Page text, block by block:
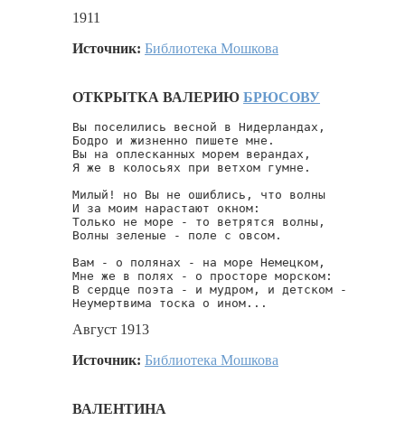
1911
Источник: Библиотека Мошкова
ОТКРЫТКА ВАЛЕРИЮ БРЮСОВУ
Вы поселились весной в Нидерландах,
Бодро и жизненно пишете мне.
Вы на оплесканных морем верандах,
Я же в колосьях при ветхом гумне.
Милый! но Вы не ошиблись, что волны
И за моим нарастают окном:
Только не море - то ветрятся волны,
Волны зеленые - поле с овсом.
Вам - о полянах - на море Немецком,
Мне же в полях - о просторе морском:
В сердце поэта - и мудром, и детском -
Неумертвима тоска о ином...
Август 1913
Источник: Библиотека Мошкова
ВАЛЕНТИНА